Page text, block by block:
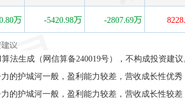
生成（网信算备240019号），不构成投资建议
护城河一般，盈利能力较差，营收成长性优秀
护城河一般，盈利能力较差，营收成长性较差